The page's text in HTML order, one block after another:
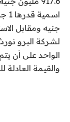
لشركة البرو
الواحد على أن
والقيمة